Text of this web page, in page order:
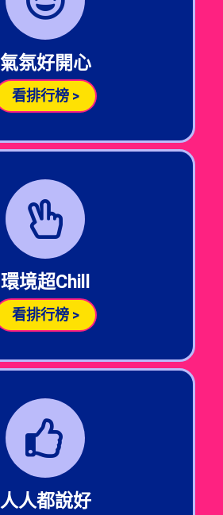
氣氛好開心
看排行榜 >
環境超Chill
看排行榜 >
人人都說好